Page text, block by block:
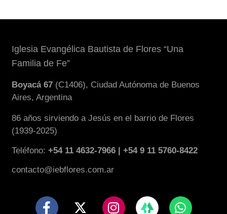
Iglesia Evangélica Bautista de Flores “Una
Familia de Fe”
Boyacá 67 (C1406), Ciudad Autónoma de Buenos
Aires, Argentina
86 años sirviendo a Jesús en el barrio de Flores
(1939-2025)
Teléfono:+54 11 4632-7966 | +54 9 11 5760-8422
contacto@iebflores.com.ar
F
X
I
W